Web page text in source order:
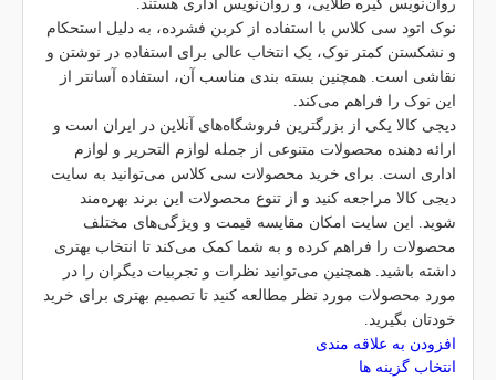
روان‌نویس گیره طلایی، و روان‌نویس اداری هستند.
نوک اتود سی کلاس با استفاده از کربن فشرده، به دلیل استحکام
و نشکستن کمتر نوک، یک انتخاب عالی برای استفاده در نوشتن و
نقاشی است. همچنین بسته بندی مناسب آن، استفاده آسانتر از
این نوک را فراهم می‌کند.
دیجی کالا یکی از بزرگترین فروشگاه‌های آنلاین در ایران است و
ارائه دهنده محصولات متنوعی از جمله لوازم التحریر و لوازم
اداری است. برای خرید محصولات سی کلاس می‌توانید به سایت
دیجی کالا مراجعه کنید و از تنوع محصولات این برند بهره‌مند
شوید. این سایت امکان مقایسه قیمت و ویژگی‌های مختلف
محصولات را فراهم کرده و به شما کمک می‌کند تا انتخاب بهتری
داشته باشید. همچنین می‌توانید نظرات و تجربیات دیگران را در
مورد محصولات مورد نظر مطالعه کنید تا تصمیم بهتری برای خرید
خودتان بگیرید.
افزودن به علاقه مندی
انتخاب گزینه ها